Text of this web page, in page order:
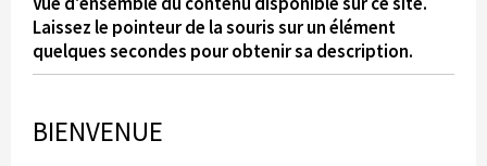
Laissez le pointeur de la souris sur un élément
quelques secondes pour obtenir sa description.
BIENVENUE